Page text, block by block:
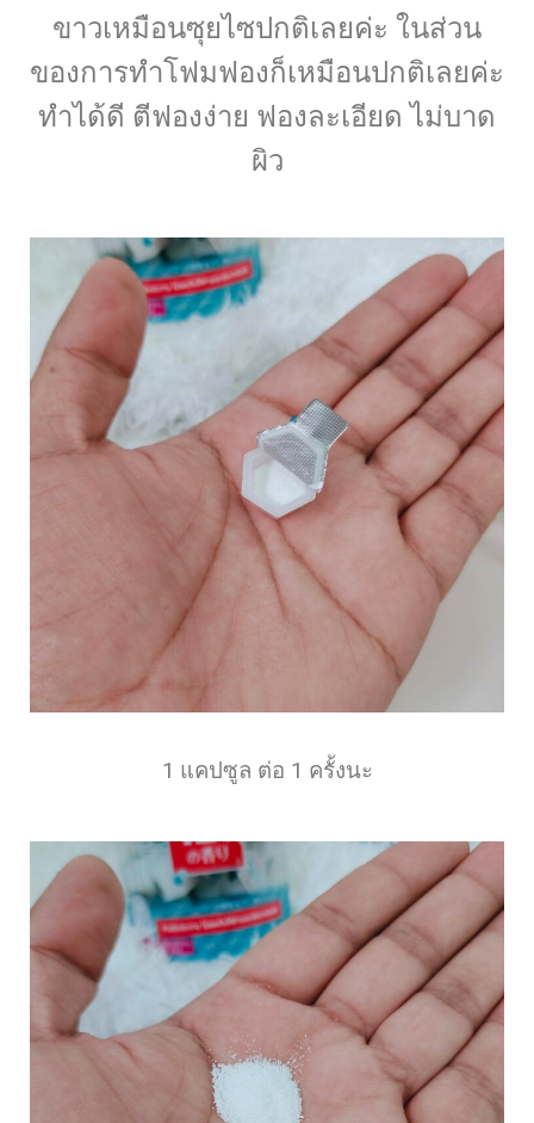
ขาวเหมือนซุยไซปกติเลยค่ะ ในส่วน
ของการทำโฟมฟองก็เหมือนปกติเลยค่ะ
ทำได้ดี ตีฟองง่าย ฟองละเอียด ไม่บาด
ผิว
1 แคปซูล ต่อ 1 ครั้งนะ